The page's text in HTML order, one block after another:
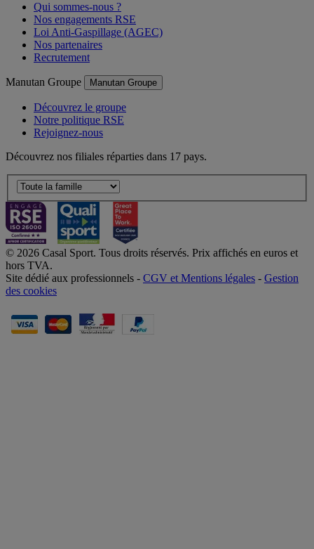
Qui sommes-nous ?
Nos engagements RSE
Loi Anti-Gaspillage (AGEC)
Nos partenaires
Recrutement
Manutan Groupe Manutan Groupe
Découvrez le groupe
Notre politique RSE
Rejoignez-nous
Découvrez nos filiales réparties dans 17 pays.
© 2026 Casal Sport. Tous droits réservés. Prix affichés en euros et
hors TVA.
Site dédié aux professionnels - CGV et Mentions légales - Gestion
des cookies